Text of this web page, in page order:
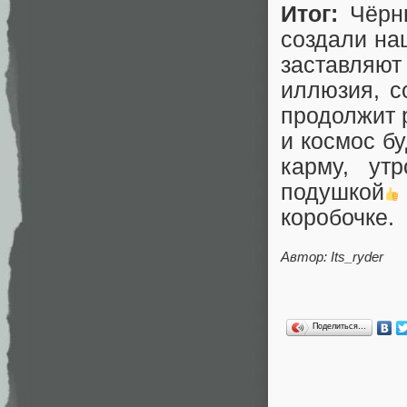
Итог:
создали
иллюзия,
продолжит
и космос
карму,
подушкой
коробочке.
Автор: Its_ryder
Поделиться…